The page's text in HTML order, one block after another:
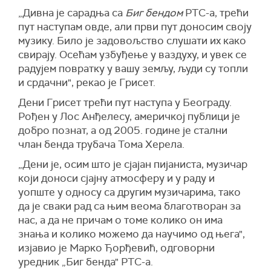
„Дивна је сарадња са Биг бендомРТС-а, трећи
пут наступам овде, али први пут доносим своју
музику. Било је задовољство слушати их како
свирају. Осећам узбуђење у ваздуху, и увек се
радујем повратку у вашу земљу, људи су топли
и срдачни", рекао је Грисет.
Дени Грисет трећи пут наступа у Београду.
Рођен у Лос Анђелесу, америчкој публици је
добро познат, а од 2005. године је стални
члан бенда трубача Тома Херела.
„Дени је, осим што је сјајан пијаниста, музичар
који доноси сјајну атмосферу и у раду и
уопште у односу са другим музичарима, тако
да је сваки рад са њим веома благотворан за
нас, а да не причам о томе колико он има
знања и колико можемо да научимо од њега",
изјавио је Марко Ђорђевић, одговорни
уредник „Биг бенда" РТС-а.